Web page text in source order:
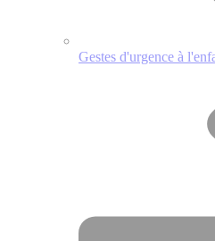
Gestes d'urgence à